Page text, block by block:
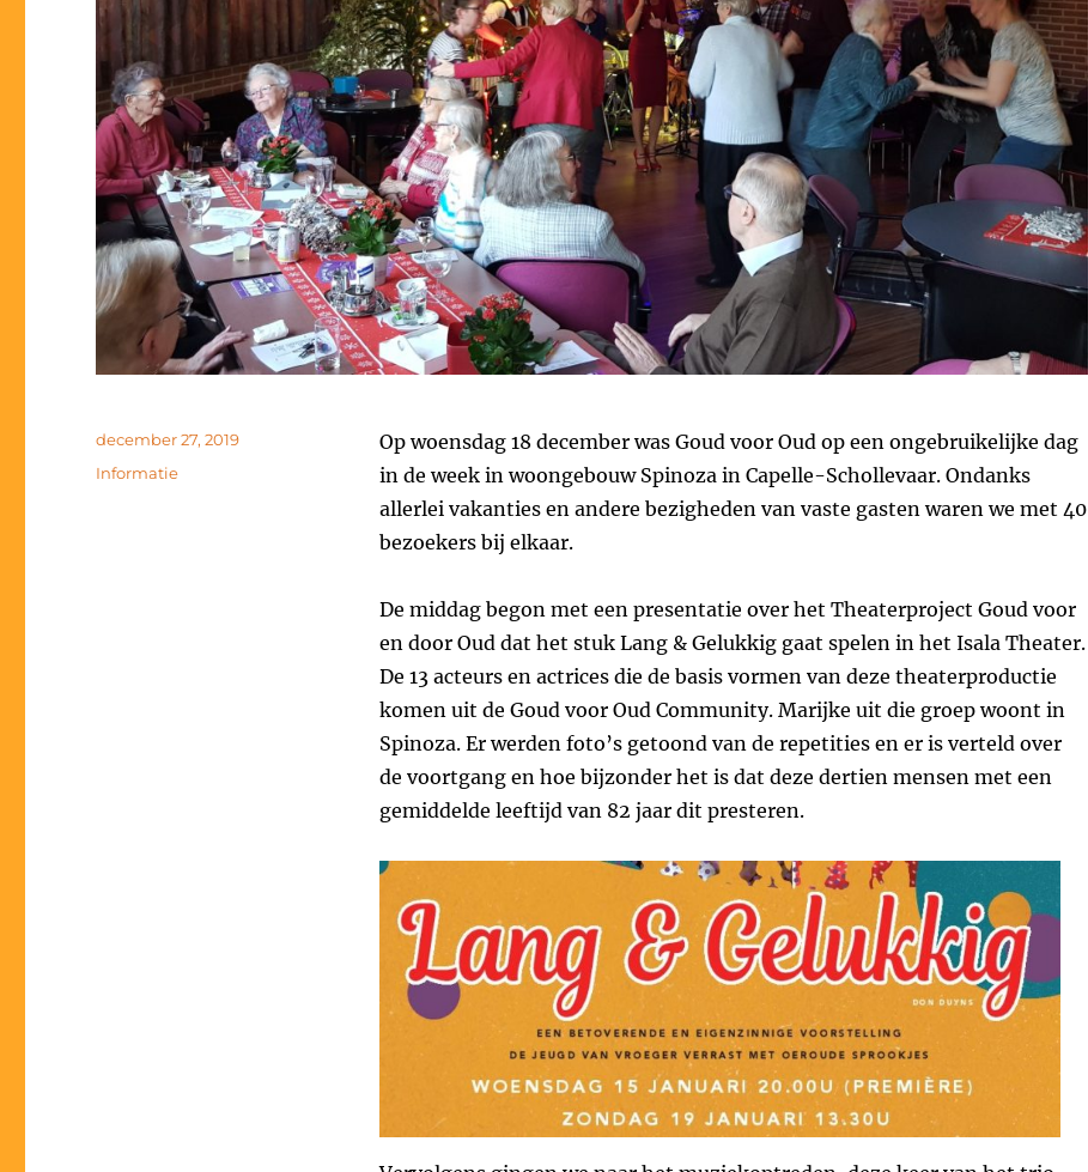
Op woensdag 18 december was Goud voor Oud op een ongebruikelijke dag
in de week in woongebouw Spinoza in Capelle-Schollevaar. Ondanks
allerlei vakanties en andere bezigheden van vaste gasten waren we met 40
bezoekers bij elkaar.
De middag begon met een presentatie over het Theaterproject Goud voor
en door Oud dat het stuk Lang & Gelukkig gaat spelen in het Isala Theater.
De 13 acteurs en actrices die de basis vormen van deze theaterproductie
komen uit de Goud voor Oud Community. Marijke uit die groep woont in
Spinoza. Er werden foto’s getoond van de repetities en er is verteld over
de voortgang en hoe bijzonder het is dat deze dertien mensen met een
gemiddelde leeftijd van 82 jaar dit presteren.
Geplaatst
op
december 27, 2019
Categorieën
Informatie